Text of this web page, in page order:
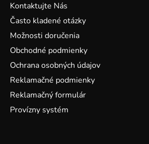
Kontaktujte Nás
Často kladené otázky
Možnosti doručenia
Obchodné podmienky
Ochrana osobných údajov
Reklamačné podmienky
Reklamačný formulár
Provízny systém